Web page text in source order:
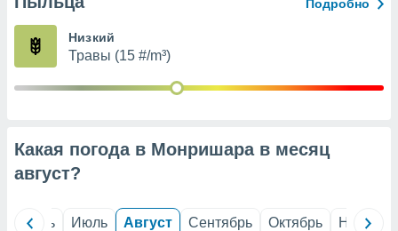
из
Подробно
Низкий
Травы (15 #/m³)
Какая погода в Монришара в месяц
август?
Июнь Июль Август Сентябрь Октябрь Ноябрь